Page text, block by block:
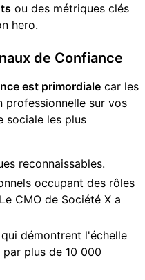
ou des métriques clés
hero.
de Confiance
est primordiale car les
professionnelle sur vos
sociale les plus
reconnaissables.
occupant des rôles
CMO de Société X a
qui démontrent l'échelle
plus de 10 000